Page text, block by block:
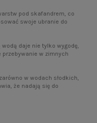
pod skafandrem, co
swoje ubranie do
daje nie tylko wygodę,
przebywanie w zimnych
w wodach słodkich,
że nadają się do